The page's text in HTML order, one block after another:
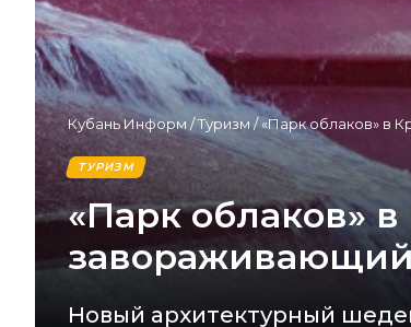
Кубань Информ /Туризм/«Парк облаков» в
ТУРИЗМ
«Парк облаков»
Новый архитектурный